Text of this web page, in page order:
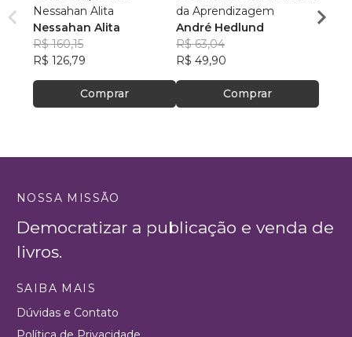
Nessahan Alita
Nessahan Alita
R$ 160,15
R$ 126,79
Comprar
da Aprendizagem
André Hedlund
R$ 63,04
R$ 49,90
Comprar
NOSSA MISSÃO
Democratizar a publicação e venda de
livros.
SAIBA MAIS
Dúvidas e Contato